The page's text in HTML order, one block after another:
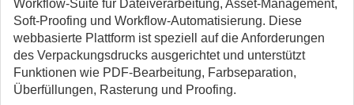
Workflow-Suite für Dateiverarbeitung, Asset-Management,
Soft-Proofing und Workflow-Automatisierung. Diese
webbasierte Plattform ist speziell auf die Anforderungen
des Verpackungsdrucks ausgerichtet und unterstützt
Funktionen wie PDF-Bearbeitung, Farbseparation,
Überfüllungen, Rasterung und Proofing.